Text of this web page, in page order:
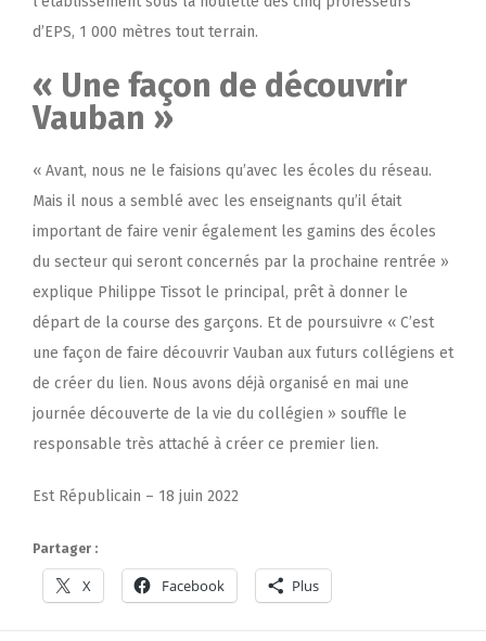
d’EPS, 1 000 mètres tout terrain.
« Une façon de découvrir
Vauban »
« Avant, nous ne le faisions qu’avec les écoles du réseau.
Mais il nous a semblé avec les enseignants qu’il était
important de faire venir également les gamins des écoles
du secteur qui seront concernés par la prochaine rentrée »
explique Philippe Tissot le principal, prêt à donner le
départ de la course des garçons. Et de poursuivre « C’est
une façon de faire découvrir Vauban aux futurs collégiens et
de créer du lien. Nous avons déjà organisé en mai une
journée découverte de la vie du collégien » souffle le
responsable très attaché à créer ce premier lien.
Est Républicain – 18 juin 2022
Partager :
X Facebook Plus